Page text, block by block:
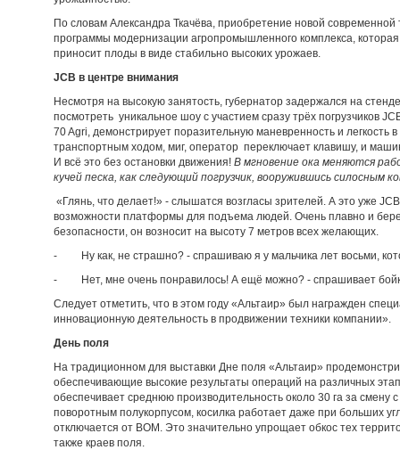
По словам Александра Ткачёва, приобретение новой
программы модернизации агропромышленного комплекса,
приносит плоды в виде стабильно высоких урожаев.
JCB в центре внимания
Несмотря на высокую занятость, губернатор задержался на
посмотреть уникальное шоу с участием сразу трёх погрузчиков
70 Agri, демонстрирует поразительную маневренность и легкость
транспортным ходом, миг, оператор переключает кла­вишу, и
И всё это без остановки движения! В мгновение ока меняются
кучей песка, как следующий погрузчик, вооружившись силосным
«Глянь, что делает!» - слышатся возгласы зрителей. А это уже
возможности платформы для подъема людей. Очень плавно и
безопасности, он возносит на высоту 7 метров всех желающих.
- Ну как, не страшно? - спрашиваю я у мальчика лет восьми,
- Нет, мне очень понравилось! А ещё можно? - спрашивает
Следует отметить, что в этом году «Альтаир» был награжден
инновационную деятельность в продвижении техники компании».
День поля
На традиционном для выставки Дне поля «Альтаир»
обеспечивающие высокие результаты операций на различных
обеспечивает среднюю производительность около 30 га за смену
поворотным полукорпусом, косилка работает даже при больших
отключается от ВОМ. Это значительно упрощает об­кос тех
также краев поля.